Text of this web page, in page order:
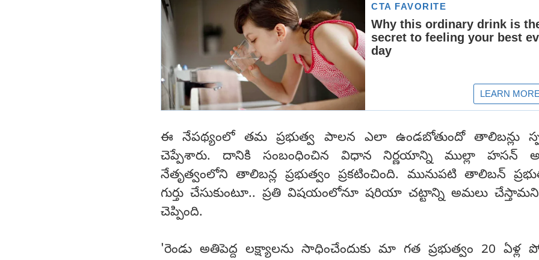
ఈ నేపథ్యంలో తమ ప్రభుత్వ పాలన ఎలా ఉండబోతుందో తాలిబన్లు
చెప్పేశారు. దానికి సంబంధించిన విధాన నిర్ణయాన్ని ముల్లా హసన్
నేతృత్వంలోని తాలిబన్ల ప్రభుత్వం ప్రకటించింది. మునుపటి తాలిబన్
గుర్తు చేసుకుంటూ.. ప్రతి విషయంలోనూ షరియా చట్టాన్ని అమలు
చెప్పింది.
'రెండు అతిపెద్ద లక్ష్యాలను సాధించేందుకు మా గత ప్రభుత్వం 20 ఏళ్ల